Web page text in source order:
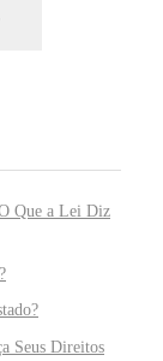
Que a Lei Diz
Seus Direitos